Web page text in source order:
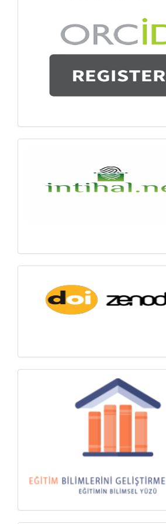
Zenodo-
DOI